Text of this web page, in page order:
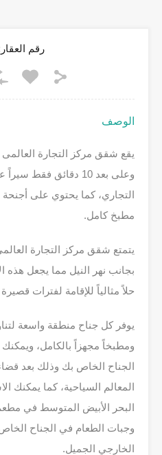
رقم
الوصف
يقع شقق مركز التجارة العالمى
وعلى بعد 10 دقائق فقط
التجاري، كما يحتوي على
مطبخ كامل.
يتمتع شقق مركز التجارة
بجانب نهر النيل مما يجعل هذه
حلاً مثالياً للإقامة لفترات
يوفر كل جناح منطقة واسعة
ومطبخاً مجهزاً بالكامل،
الجناح الخاص بك وذلك بعد
المعالم السياحية، كما يمكنك
وجبات الطعام في الجناح
الخارجي الجميل.